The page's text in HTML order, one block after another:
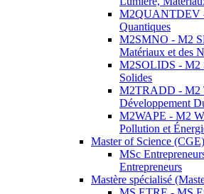
M2QUANTDEV
Quantiques
M2SMNO - M2
Matériaux et des
M2SOLIDS - M2
Solides
M2TRADD - M2
Développement
M2WAPE - M2
Pollution et
Master of Science (CGE)
MSc
Entrepreneurs
Mastère spécialisé